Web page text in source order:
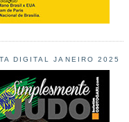
DIGITAL JANEIRO 2025